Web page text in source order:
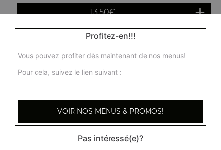
13.50€
11.30€
12.90€
Profitez-en!!!
Vous pouvez profiter dès maintenant de nos menus!
Pour cela, suivez le lien suivant :
VOIR NOS MENUS & PROMOS!
Pas intéressé(e)?